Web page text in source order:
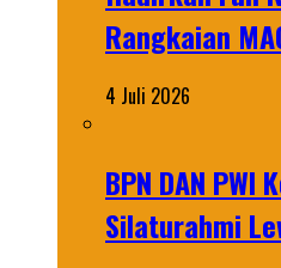
Rangkaian
4 Juli 2026
BPN DAN
Silaturahmi